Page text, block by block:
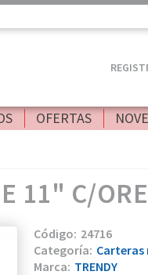
OFERTAS
11" C/
24716
TRENDY